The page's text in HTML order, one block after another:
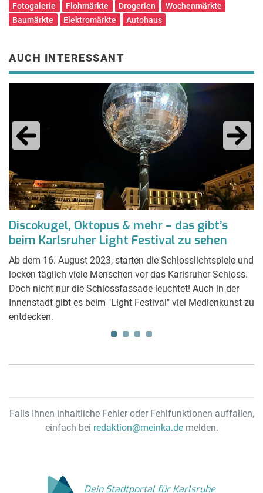
Fotogalerie
Flohmärkte Drogerien
Wochenmärkte
Baumärkte
Elektromärkte Autohaus
AUCH INTERESSANT
Discokugel, Oktopus & mehr – das gibt’s
beim Karlsruher Light Festival zu sehen
Ab dem 16. August 2023, starten die Schlosslichtspiele und
locken täglich viele Menschen vor das Karlsruher Schloss.
Doch nicht nur die Schlossfassade leuchtet! Auch in der
Innenstadt gibt es beim "Light Festival" viel Medienkunst zu
entdecken.
Falls Ihnen inhaltliche Fehler oder Fehlfunktionen auffallen,
einfach bei redaktion@meinka.demelden.
Dein Stadtportal für Karlsruhe